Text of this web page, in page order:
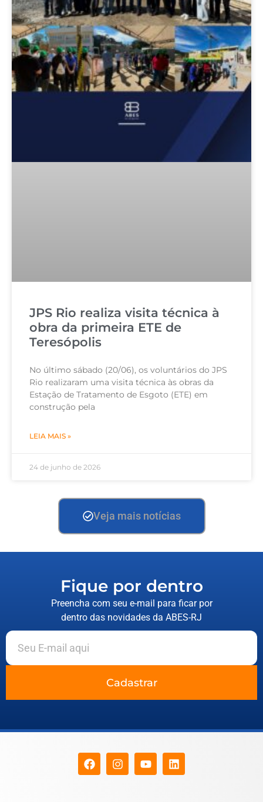
JPS Rio realiza visita técnica à
obra da primeira ETE de
Teresópolis
No último sábado (20/06), os voluntários do JPS
Rio realizaram uma visita técnica às obras da
Estação de Tratamento de Esgoto (ETE) em
construção pela
LEIA MAIS »
24 de junho de 2026
Veja mais notícias
Fique por dentro
Preencha com seu e-mail para ficar por
dentro das novidades da ABES-RJ
Cadastrar